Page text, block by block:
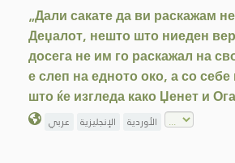
„Дали сакате да ви раскажам
Деџалот, нешто што ниеден
досега не им го раскажал на
е слеп на едното око, а со
што ќе изгледа како Џенет и
عربي الإنجليزية الأوردية